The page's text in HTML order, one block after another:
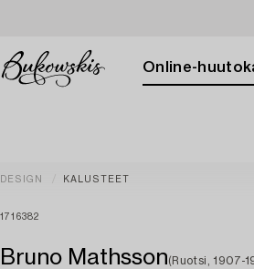
Online-
DESIGN KALUSTEET
1716382
Bruno Mathsson(Ruotsi, 1907-